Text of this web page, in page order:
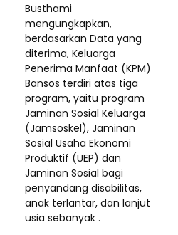
Busthami
mengungkapkan,
berdasarkan Data yang
diterima, Keluarga
Penerima Manfaat (KPM)
Bansos terdiri atas tiga
program, yaitu program
Jaminan Sosial Keluarga
(Jamsoskel), Jaminan
Sosial Usaha Ekonomi
Produktif (UEP) dan
Jaminan Sosial bagi
penyandang disabilitas,
anak terlantar, dan lanjut
usia sebanyak .